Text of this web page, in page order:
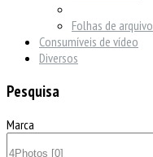
Folhas de arquivo
Consumíveis de vídeo
Diversos
Pesquisa
Marca